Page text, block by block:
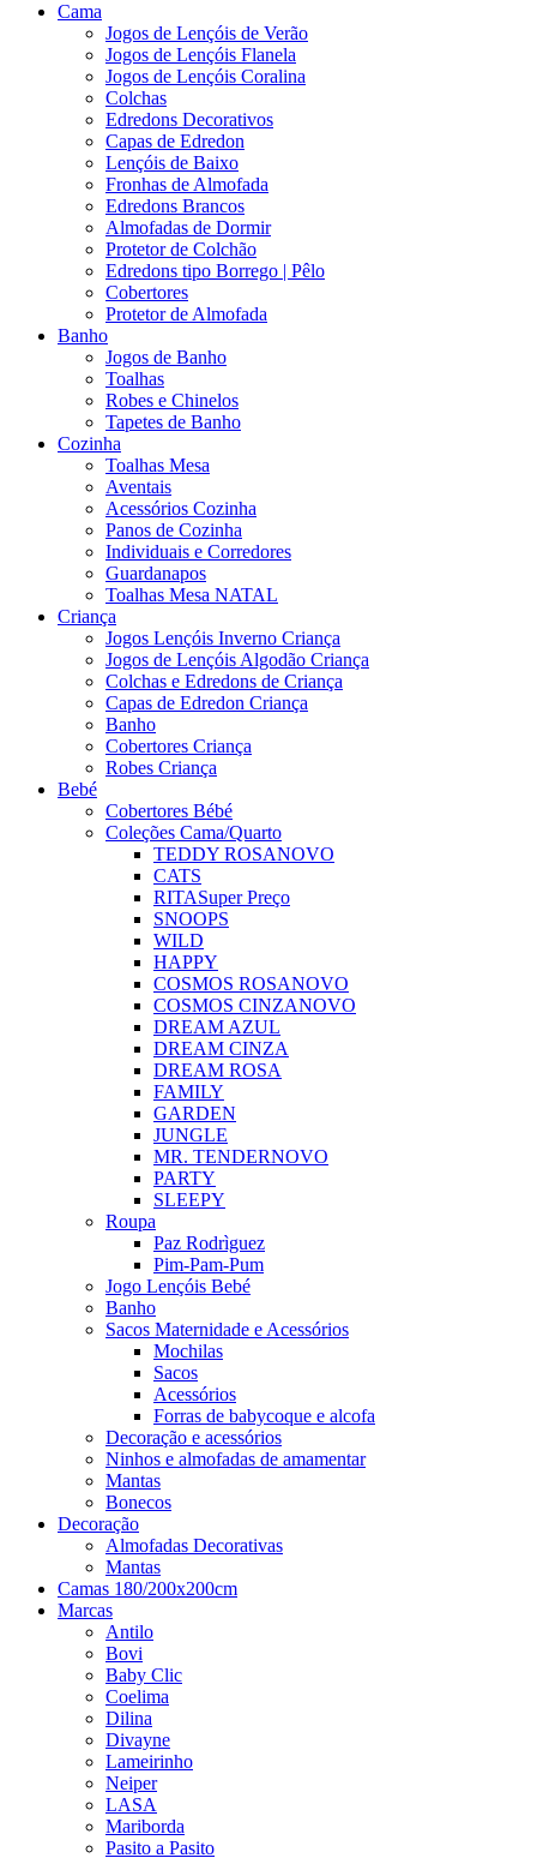
Cama
Jogos de Lençóis de Verão
Jogos de Lençóis Flanela
Jogos de Lençóis Coralina
Colchas
Edredons Decorativos
Capas de Edredon
Lençóis de Baixo
Fronhas de Almofada
Edredons Brancos
Almofadas de Dormir
Protetor de Colchão
Edredons tipo Borrego | Pêlo
Cobertores
Protetor de Almofada
Banho
Jogos de Banho
Toalhas
Robes e Chinelos
Tapetes de Banho
Cozinha
Toalhas Mesa
Aventais
Acessórios Cozinha
Panos de Cozinha
Individuais e Corredores
Guardanapos
Toalhas Mesa NATAL
Criança
Jogos Lençóis Inverno Criança
Jogos de Lençóis Algodão Criança
Colchas e Edredons de Criança
Capas de Edredon Criança
Banho
Cobertores Criança
Robes Criança
Bebé
Cobertores Bébé
Coleções Cama/Quarto
TEDDY ROSANOVO
CATS
RITASuper Preço
SNOOPS
WILD
HAPPY
COSMOS ROSANOVO
COSMOS CINZANOVO
DREAM AZUL
DREAM CINZA
DREAM ROSA
FAMILY
GARDEN
JUNGLE
MR. TENDERNOVO
PARTY
SLEEPY
Roupa
Paz Rodrìguez
Pim-Pam-Pum
Jogo Lençóis Bebé
Banho
Sacos Maternidade e Acessórios
Mochilas
Sacos
Acessórios
Forras de babycoque e alcofa
Decoração e acessórios
Ninhos e almofadas de amamentar
Mantas
Bonecos
Decoração
Almofadas Decorativas
Mantas
Camas 180/200x200cm
Marcas
Antilo
Bovi
Baby Clic
Coelima
Dilina
Divayne
Lameirinho
Neiper
LASA
Mariborda
Pasito a Pasito